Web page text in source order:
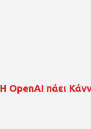
Η OpenAI πάει